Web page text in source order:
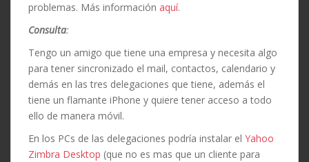
problemas. Más información aquí.
Consulta:
Tengo un amigo que tiene una empresa y necesita algo
para tener sincronizado el mail, contactos, calendario y
demás en las tres delegaciones que tiene, además el
tiene un flamante iPhone y quiere tener acceso a todo
ello de manera móvil.
En los PCs de las delegaciones podría instalar el Yahoo
Zimbra Desktop (que no es mas que un cliente para